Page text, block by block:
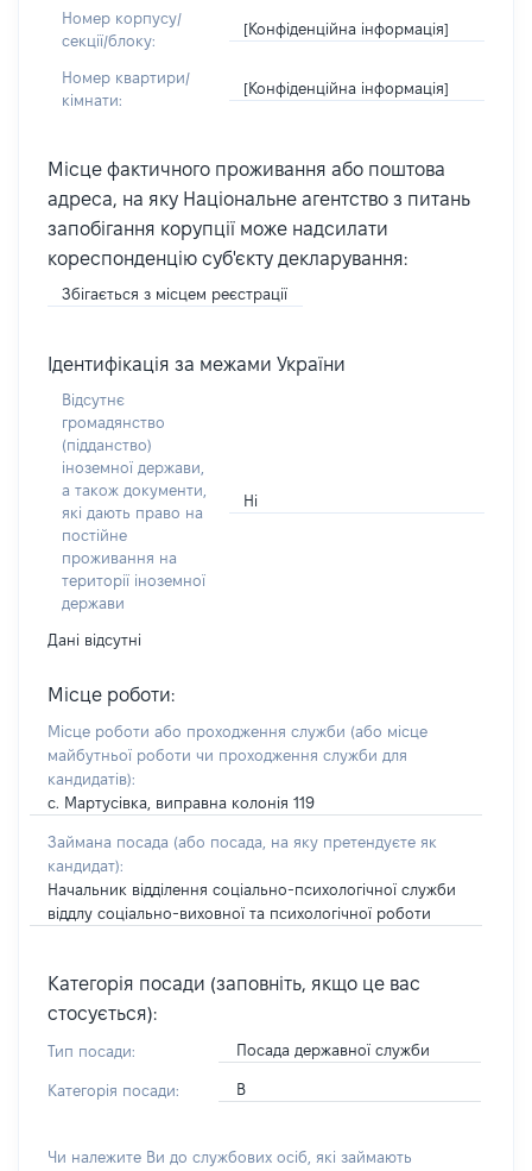
Номер корпусу/
секції/блоку:
[Конфіденційна інформація]
Номер квартири/
кімнати:
[Конфіденційна інформація]
Місце фактичного проживання або поштова
адреса, на яку Національне агентство з питань
запобігання корупції може надсилати
кореспонденцію суб'єкту декларування:
Збігається з місцем реєстрації
Ідентифікація за межами України
Відсутнє
громадянство
(підданство)
іноземної держави,
а також документи,
які дають право на
постійне
проживання на
території іноземної
держави
Ні
Дані відсутні
Місце роботи:
Місце роботи або проходження служби (або місце
майбутньої роботи чи проходження служби для
кандидатів):
с. Мартусівка, виправна колонія 119
Займана посада (або посада, на яку претендуєте як
кандидат):
Начальник відділення соціально-психологічної служби
віддлу соціально-виховної та психологічної роботи
Категорія посади (заповніть, якщо це вас
стосується):
Тип посади: Посада державної служби
Категорія посади: В
Чи належите Ви до службових осіб, які займають